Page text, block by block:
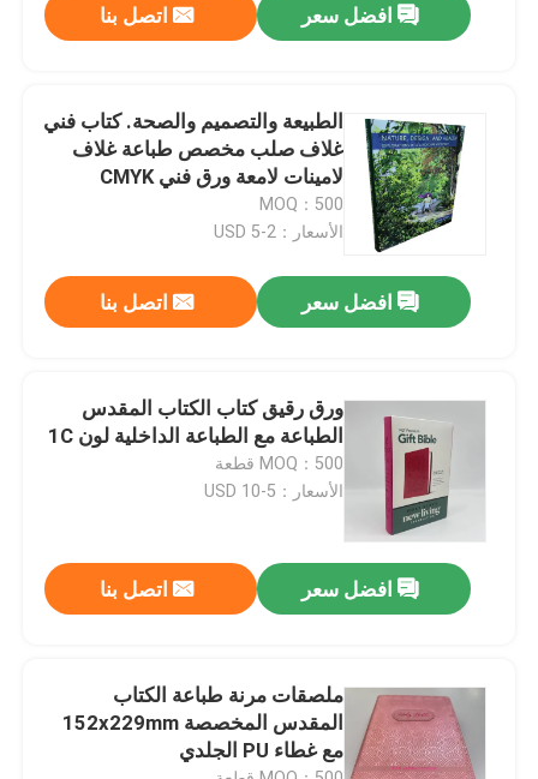
منتجات
أشرطة فيديو
معلومات عنا
اتصل بنا
أخبار
اطلب اقتباس
طباعة كتاب طاولة القهوة
طباعة بطاقات التارو
افضل سعر اتصل بنا
الطبيعة والتصميم والصحة. كتاب فني
غلاف صلب مخصص طباعة غلاف
لامينات لامعة ورق فني CMYK
صفحات داخلية
MOQ：500
الأسعار：2-5 USD
افضل سعر اتصل بنا
ورق رقيق كتاب الكتاب المقدس
الطباعة مع الطباعة الداخلية لون 1C
MOQ：500 قطعة
الأسعار：5-10 USD
افضل سعر اتصل بنا
ملصقات مرنة طباعة الكتاب
المقدس المخصصة 152x229mm
مع غطاء PU الجلدي